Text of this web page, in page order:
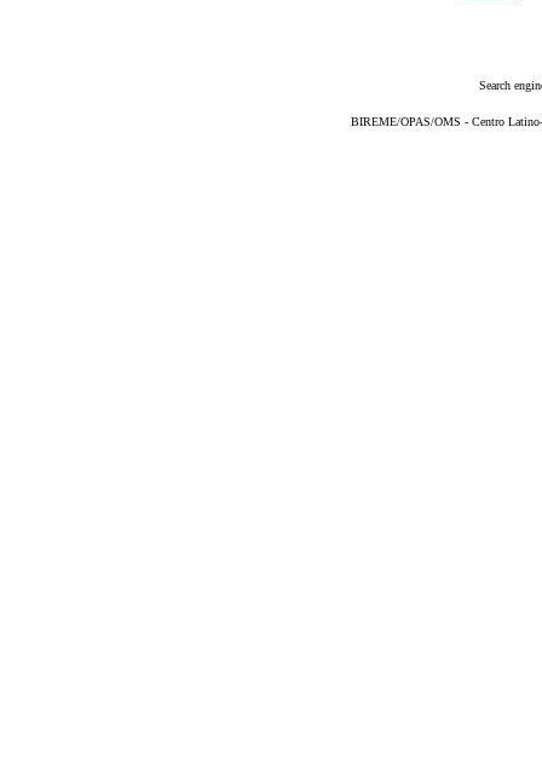
Search
BIREME/OPAS/OMS - Centro Latino-